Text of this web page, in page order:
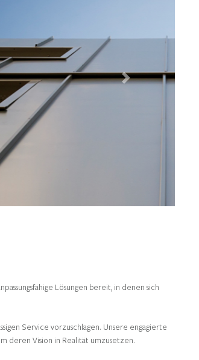
Next
Lösungen bereit, in denen sich
Service vorzuschlagen. Unsere engagierte
deren Vision in Realität umzusetzen.